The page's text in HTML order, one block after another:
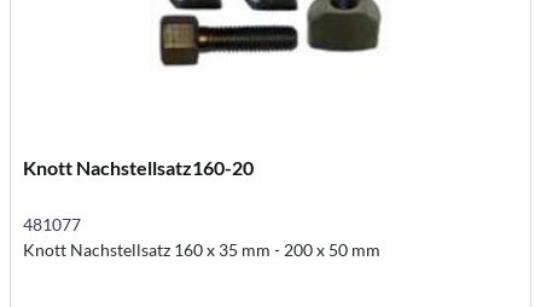
Knott Nachstellsatz160-20
481077
Knott Nachstellsatz 160 x 35 mm - 200 x 50 mm